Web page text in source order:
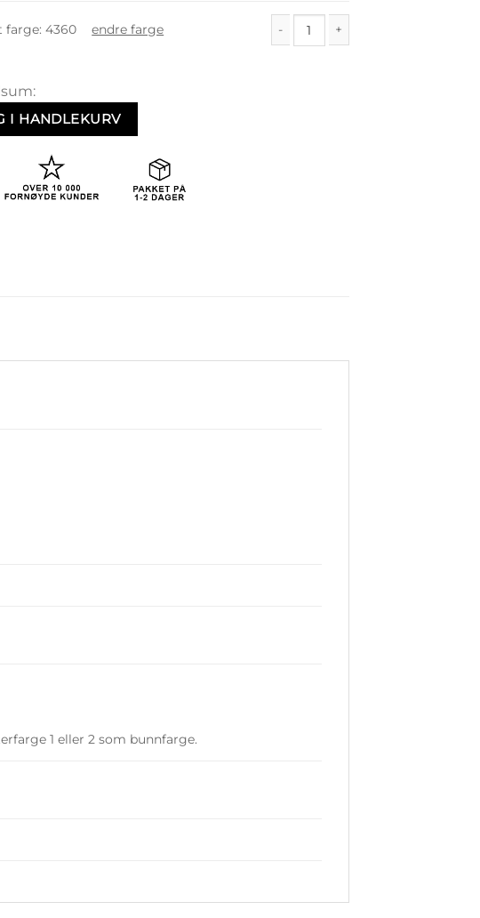
farge:4360 endre farge
I HANDLEKURV
1 eller 2 som bunnfarge.